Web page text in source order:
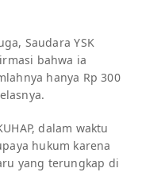
Saudara YSK
bahwa ia
hanya Rp 300
dalam waktu
hukum karena
yang terungkap di